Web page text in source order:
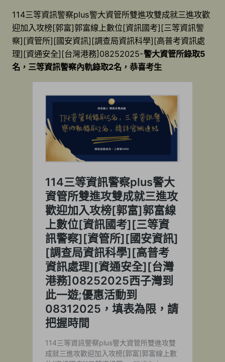
114三等資訊警察plus警大資管所雙進攻雙成就三進攻歡
迎加入攻榜[郭富]郭富線上數位[資訊國考][三等資訊警
察][資管所][國安資訊][調查局資訊科學][高普考資訊處
理][資通安全][台灣港務]08252025-警大資管所錄取5
名，三等資訊警察內軌錄取2名，恭喜考生